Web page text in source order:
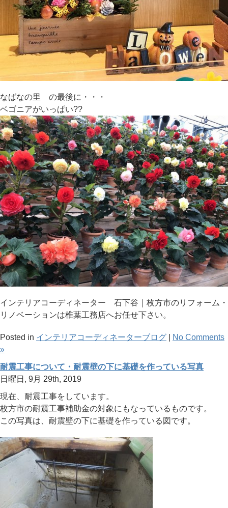
なばなの里 の最後に・・・
ベゴニアがいっぱい??
インテリアコーディネーター 石下谷｜枚方市のリフォーム・
リノベーションは椎葉工務店へお任せ下さい。
Posted in インテリアコーディネーターブログ
No Comments
»
耐震工事について・耐震壁の下に基礎を作っている写真
日曜日, 9月 29th, 2019
現在、耐震工事をしています。
枚方市の耐震工事補助金の対象にもなっているものです。
この写真は、耐震壁の下に基礎を作っている図です。